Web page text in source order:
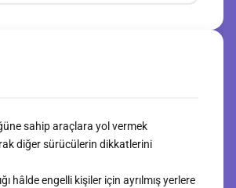
sahip araçlara yol vermek
diğer sürücülerin dikkatlerini
hâlde engelli kişiler için ayrılmış yerlere